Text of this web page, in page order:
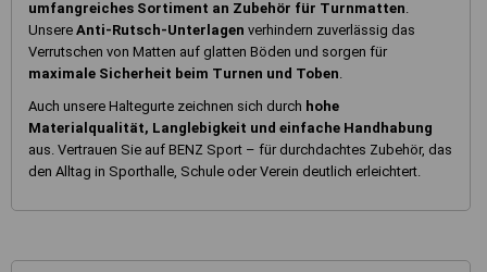
umfangreiches Sortiment an Zubehör für Turnmatten.
Unsere Anti-Rutsch-Unterlagen verhindern zuverlässig das
Verrutschen von Matten auf glatten Böden und sorgen für
maximale Sicherheit beim Turnen und Toben.
Auch unsere Haltegurte zeichnen sich durch hohe
Materialqualität, Langlebigkeit und einfache Handhabung
aus. Vertrauen Sie auf BENZ Sport – für durchdachtes Zubehör, das
den Alltag in Sporthalle, Schule oder Verein deutlich erleichtert.